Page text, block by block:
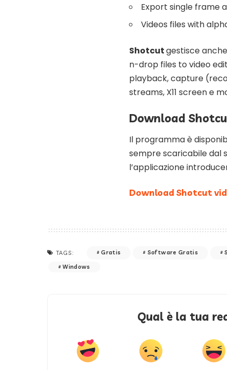
Export single frame
Videos files with
Shotcutgestisce
n-drop files to video
playback, capture
streams, X11 screen e
Download
Il programma è
sempre scaricabile dal
l’applicazione
Download Shotcut
TAGS: Gratis Software Gratis
Windows
Qual è la tua